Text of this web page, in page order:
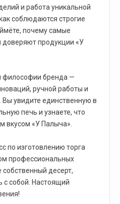
и работа уникальной
соблюдаются строгие
почему самые
доверяют продукции «У
философии бренда —
ручной работы и
Вы увидите единственную в
печь и узнаете, что
вкусом «У Палыча».
по изготовлению торга
профессиональных
десерт,
с собой. Настоящий